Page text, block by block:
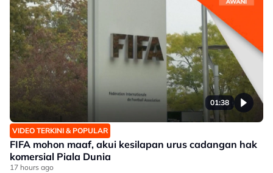
01:38
VIDEO TERKINI & POPULAR
FIFA mohon maaf, akui kesilapan urus cadangan hak
komersial Piala Dunia
17 hours ago